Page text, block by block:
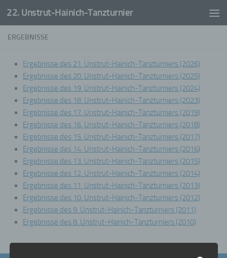
Zum Inhalt springen
22. Unstrut-Hainich-Tanzturnier
ERGEBNISSE
Ergebnisse des 21. Unstrut-Hainich-Tanzturniers (2026)
Ergebnisse des 20. Unstrut-Hainich-Tanzturniers (2025)
Ergebnisse des 19. Unstrut-Hainich-Tanzturniers (2024)
Ergebnisse des 18. Unstrut-Hainich-Tanzturniers (2023)
Ergebnisse des 17. Unstrut-Hainich-Tanzturniers (2019)
Ergebnisse des 16. Unstrut-Hainich-Tanzturniers (2018)
Ergebnisse des 15. Unstrut-Hainich-Tanzturniers (2017)
Ergebnisse des 14. Unstrut-Hainich-Tanzturniers (2016)
Ergebnisse des 13. Unstrut-Hainich-Tanzturniers (2015)
Ergebnisse des 12. Unstrut-Hainich-Tanzturniers (2014)
Ergebnisse des 11. Unstrut-Hainich-Tanzturniers (2013)
Ergebnisse des 10. Unstrut-Hainich-Tanzturniers (2012)
Ergebnisse des 9. Unstrut-Hainich-Tanzturniers (2011)
Ergebnisse des 8. Unstrut-Hainich-Tanzturniers (2010)